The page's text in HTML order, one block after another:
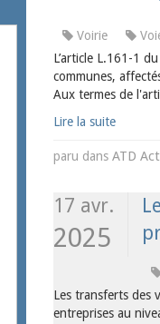
Voirie
L’article L.161-1
communes,
Aux termes de
Lire la suite
paru dans ATD
17 avr.
2025
Les transferts des
entreprises au